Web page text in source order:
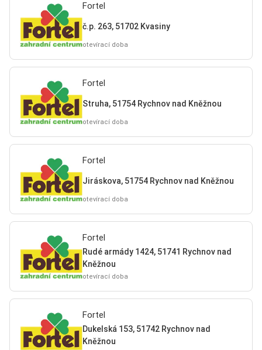
Fortel
č.p. 263, 51702 Kvasiny
otevírací doba
Fortel
Struha, 51754 Rychnov nad Kněžnou
otevírací doba
Fortel
Jiráskova, 51754 Rychnov nad Kněžnou
otevírací doba
Fortel
Rudé armády 1424, 51741 Rychnov nad
Kněžnou
otevírací doba
Fortel
Dukelská 153, 51742 Rychnov nad
Kněžnou